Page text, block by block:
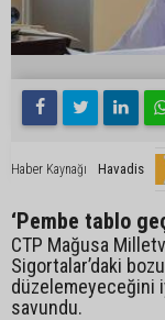
Haber Kaynağı Havadis
‘Pembe tablo
CTP Mağusa
Sigortalar’daki
düzelemeyeceğini
savundu.